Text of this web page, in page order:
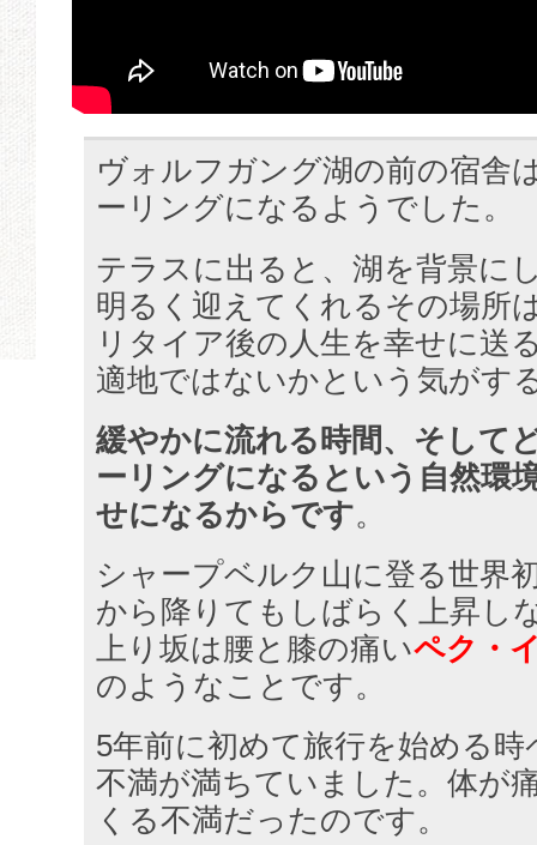
ヴォルフガング湖の前の宿舎
ーリングになるようでした。
テラスに出ると、湖を背景に
明るく迎えてくれるその場所
リタイア後の人生を幸せに送
適地ではないかという気がす
緩やかに流れる時間、そして
ーリングになるという自然環
せになるからです。
シャープベルク山に登る世界
から降りてもしばらく上昇し
上り坂は腰と膝の痛いペク・
のようなことです。
5年前に初めて旅行を始める
不満が満ちていました。体が
くる不満だったのです。